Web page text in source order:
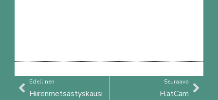
Prev
Edellinen
Hiirenmetsästyskausi
Seuraava
FlatCam